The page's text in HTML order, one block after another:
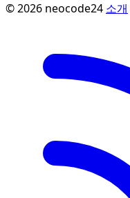
© 2026 neocode24 소개